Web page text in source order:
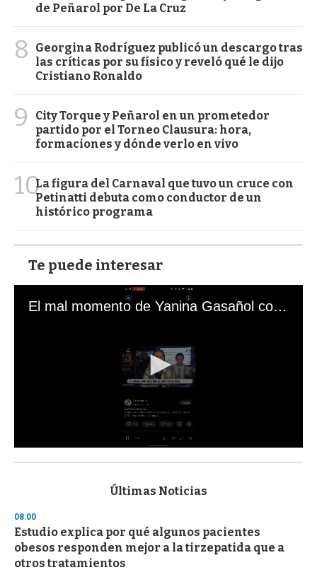
de Peñarol por De La Cruz
8
Georgina Rodríguez publicó un descargo tras
las críticas por su físico y reveló qué le dijo
Cristiano Ronaldo
9
City Torque y Peñarol en un prometedor
partido por el Torneo Clausura: hora,
formaciones y dónde verlo en vivo
10La figura del Carnaval que tuvo un cruce con
Petinatti debuta como conductor de un
histórico programa
Te puede interesar
El mal momento de Yanina Gasañol con un hincha argentino en "Subrayado"
s
d
s
o
f
3
Últimas Noticias
08:00
Estudio explica por qué algunos pacientes
obesos responden mejor a la tirzepatida que a
otros tratamientos